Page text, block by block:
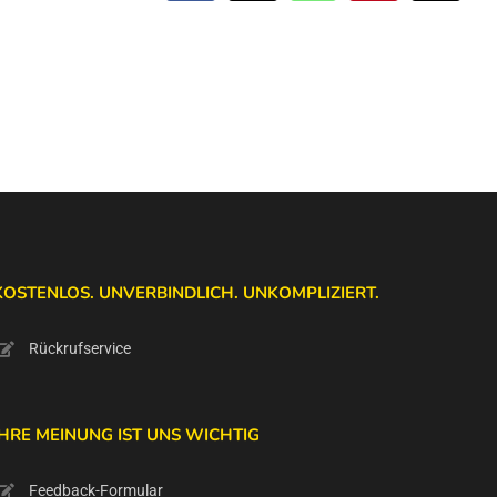
Mail
UNVERBINDLICH. UNKOMPLIZIERT.
Rückrufservice
MEINUNG IST UNS WICHTIG
Feedback-Formular